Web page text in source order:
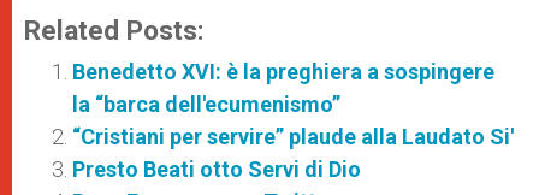
Related Posts:
Benedetto XVI: è la preghiera a sospingere
la “barca dell'ecumenismo”
“Cristiani per servire” plaude alla Laudato Si'
Presto Beati otto Servi di Dio